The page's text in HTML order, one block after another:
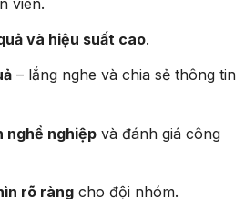
và hiệu suất cao
– lắng nghe và chia sẻ thông tin
nghề nghiệp và đánh giá công
rõ ràng cho đội nhóm.